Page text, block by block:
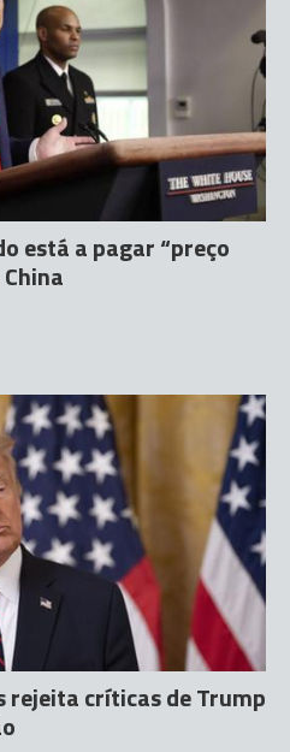
está a pagar “preço
rejeita críticas de Trump